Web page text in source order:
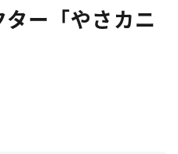
ー「やさカニ